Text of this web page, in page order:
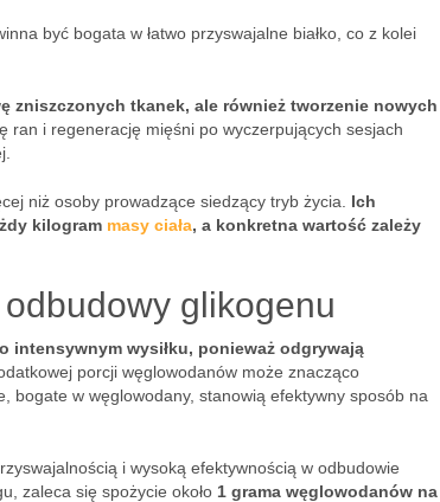
być bogata w łatwo przyswajalne białko, co z kolei
zniszczonych tkanek, ale również tworzenie nowych
ran i regenerację mięśni po wyczerpujących sesjach
niż osoby prowadzące siedzący tryb życia. Ich
kilogram masy ciała, a konkretna wartość zależy
glikogenu
intensywnym wysiłku, ponieważ odgrywają
porcji węglowodanów może znacząco
bogate w węglowodany, stanowią efektywny sposób na
i wysoką efektywnością w odbudowie
zaleca się spożycie około 1 grama węglowodanów na